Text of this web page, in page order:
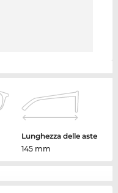
Lunghezza delle aste
145 mm